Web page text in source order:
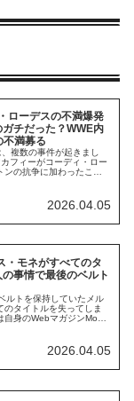
ローデスの不満爆発
チだった？WWE内
不満募る
複数の事件が起きまし
フィーがコーディ・ロー
の抗争に加わったこ
る、と主張しました。報
WWEの判断ではなく、親
2026.04.05
・モネがすべてのタ
事情で最後のベルト
ルトを保持していたメル
のタイトルを失ってしま
身のWebマガジンMone
ーシアへ招く資金を用意
を取ることもできなかっ
2026.04.05